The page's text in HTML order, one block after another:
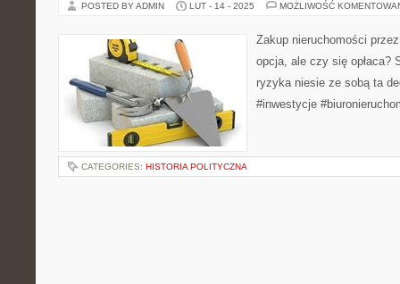
POSTED BY ADMIN LUT - 14 - 2025 MOŻLIWOŚĆ
Zakup nieruchomości
opcja, ale czy się opłaca?
ryzyka niesie ze sobą ta
#inwestycje
CATEGORIES: HISTORIA POLITYCZNA